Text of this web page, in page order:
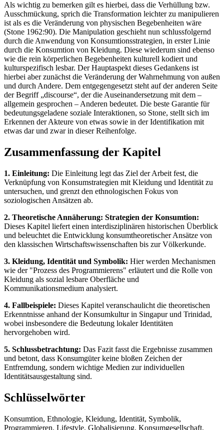
Als wichtig zu bemerken gilt es hierbei, dass die Verhüllung bzw.
Ausschmückung, sprich die Transformation leichter zu manipulieren
ist als es die Veränderung von physischen Begebenheiten wäre
(Stone 1962:90). Die Manipulation geschieht nun schlussfolgernd
durch die Anwendung von Konsumtionsstrategien, in erster Linie
durch die Konsumtion von Kleidung. Diese wiederum sind ebenso
wie die rein körperlichen Begebenheiten kulturell kodiert und
kulturspezifisch lesbar. Der Hauptaspekt dieses Gedankens ist
hierbei aber zunächst die Veränderung der Wahrnehmung von außen
und durch Andere. Dem entgegengesetzt steht auf der anderen Seite
der Begriff „discourse“, der die Auseinandersetzung mit dem –
allgemein gesprochen – Anderen bedeutet. Die beste Garantie für
bedeutungsgeladene soziale Interaktionen, so Stone, stellt sich im
Erkennen der Akteure von etwas sowie in der Identifikation mit
etwas dar und zwar in dieser Reihenfolge.
Zusammenfassung der Kapitel
1. Einleitung: Die Einleitung legt das Ziel der Arbeit fest, die
Verknüpfung von Konsumstrategien mit Kleidung und Identität zu
untersuchen, und grenzt den ethnologischen Fokus von
soziologischen Ansätzen ab.
2. Theoretische Annäherung: Strategien der Konsumtion:
Dieses Kapitel liefert einen interdisziplinären historischen Überblick
und beleuchtet die Entwicklung konsumtheoretischer Ansätze von
den klassischen Wirtschaftswissenschaften bis zur Völkerkunde.
3. Kleidung, Identität und Symbolik: Hier werden Mechanismen
wie der "Prozess des Programmierens" erläutert und die Rolle von
Kleidung als sozial lesbare Oberfläche und
Kommunikationsmedium analysiert.
4. Fallbeispiele: Dieses Kapitel veranschaulicht die theoretischen
Erkenntnisse anhand der Konsumkultur in Singapur und Trinidad,
wobei insbesondere die Bedeutung lokaler Identitäten
hervorgehoben wird.
5. Schlussbetrachtung: Das Fazit fasst die Ergebnisse zusammen
und betont, dass Konsumgüter keine bloßen Zeichen der
Entfremdung, sondern wichtige Medien zur individuellen
Identitätsausgestaltung sind.
Schlüsselwörter
Konsumtion, Ethnologie, Kleidung, Identität, Symbolik,
Programmieren, Lifestyle, Globalisierung, Konsumgesellschaft,